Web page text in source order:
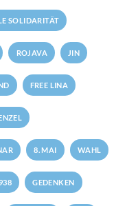
SOLIDARITÄT
ROJAVA JIN
FREE LINA
8. MAI WAHL
GEDENKEN